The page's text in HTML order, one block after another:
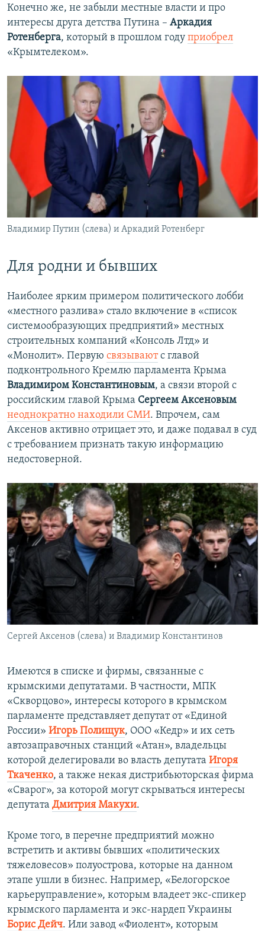
Конечно же, не забыли местные власти и про
интересы друга детства Путина – Аркадия
Ротенберга, который в прошлом году приобрел
«Крымтелеком».
Владимир Путин (слева) и Аркадий Ротенберг
Для родни и бывших
Наиболее ярким примером политического лобби
«местного разлива» стало включение в «список
системообразующих предприятий» местных
строительных компаний «Консоль Лтд» и
«Монолит». Первую связываютс главой
подконтрольного Кремлю парламента Крыма
Владимиром Константиновым, а связи второй с
российским главой Крыма Сергеем Аксеновым
неоднократно находили СМИ. Впрочем, сам
Аксенов активно отрицает это, и даже подавал в суд
с требованием признать такую информацию
недостоверной.
Сергей Аксенов (слева) и Владимир Константинов
Имеются в списке и фирмы, связанные с
крымскими депутатами. В частности, МПК
«Скворцово», интересы которого в крымском
парламенте представляет депутат от «Единой
России» Игорь Полищук, ООО «Кедр» и их сеть
автозаправочных станций «Атан», владельцы
которой делегировали во власть депутата Игоря
Ткаченко, а также некая дистрибьюторская фирма
«Сварог», за которой могут скрываться интересы
депутата Дмитрия Макухи.
Кроме того, в перечне предприятий можно
встретить и активы бывших «политических
тяжеловесов» полуострова, которые на данном
этапе ушли в бизнес. Например, «Белогорское
карьеруправление», которым владеет экс-спикер
крымского парламента и экс-нардеп Украины
Борис Дейч. Или завод «Фиолент», которым